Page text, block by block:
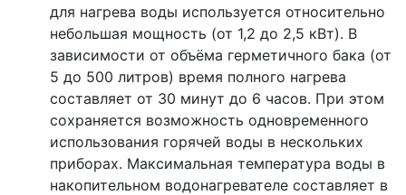
для нагрева воды используется относительно
небольшая мощность (от 1,2 до 2,5 кВт). В
зависимости от объёма герметичного бака (от
5 до 500 литров) время полного нагрева
составляет от 30 минут до 6 часов. При этом
сохраняется возможность одновременного
использования горячей воды в нескольких
приборах. Максимальная температура воды в
накопительном водонагревателе составляет в